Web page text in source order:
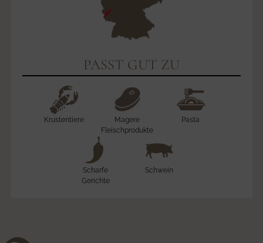
PASST GUT ZU
Krustentiere
Magere
Fleischprodukte
Pasta
Scharfe
Gerichte
Schwein